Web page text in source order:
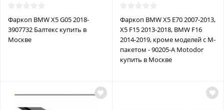
Фаркоп BMW X5 G05 2018-
3907732 Балтекс купить в
Москве
Фаркоп BMW X5 E70 2007-2013,
X5 F15 2013-2018, BMW F16
2014-2019, кроме моделей с M-
пакетом - 90205-A Motodor
купить в Москве